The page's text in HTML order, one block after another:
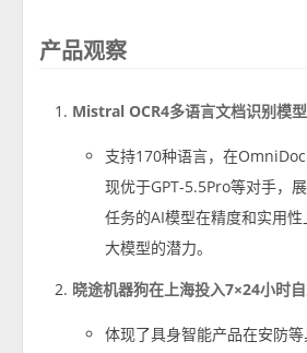
产品观察
Mistral OCR4多语言文档识别模型
支持170种语言，在
现优于GPT-5.5Pro等对手，
任务的AI模型在精度和实用
大模型的潜力。
晓途机器狗在上海投入7×24小时
体现了具身智能产品在安防